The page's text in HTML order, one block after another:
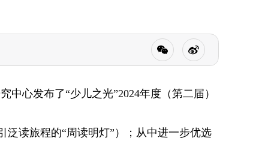
心发布了“少儿之光”2024年度（第二届）
泛读旅程的“周读明灯”）；从中进一步优选